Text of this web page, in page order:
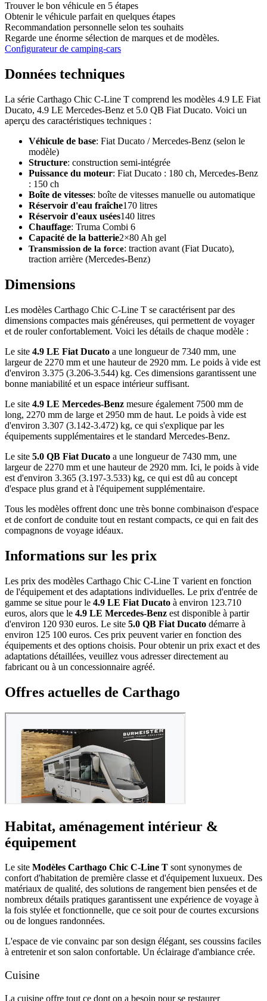
Trouver le bon véhicule en 5 étapes
Obtenir le véhicule parfait en quelques étapes
Recommandation personnelle selon tes souhaits
Regarde une énorme sélection de marques et de modèles.
Configurateur de camping-cars
Données techniques
La série Carthago Chic C-Line T comprend les modèles 4.9 LE Fiat
Ducato, 4.9 LE Mercedes-Benz et 5.0 QB Fiat Ducato. Voici un
aperçu des caractéristiques techniques :
Véhicule de base: Fiat Ducato / Mercedes-Benz (selon le
modèle)
Structure: construction semi-intégrée
Puissance du moteur: Fiat Ducato : 180 ch, Mercedes-Benz
: 150 ch
Boîte de vitesses: boîte de vitesses manuelle ou automatique
Réservoir d'eau fraîche170 litres
Réservoir d'eaux usées140 litres
Chauffage: Truma Combi 6
Capacité de la batterie2×80 Ah gel
Transmission de la force: traction avant (Fiat Ducato),
traction arrière (Mercedes-Benz)
Dimensions
Les modèles Carthago Chic C-Line T se caractérisent par des
dimensions compactes mais généreuses, qui permettent de voyager
et de rouler confortablement. Voici les détails de chaque modèle :
Le site 4.9 LE Fiat Ducato a une longueur de 7340 mm, une
largeur de 2270 mm et une hauteur de 2920 mm. Le poids à vide est
d'environ 3.375 (3.206-3.544) kg. Ces dimensions garantissent une
bonne maniabilité et un espace intérieur suffisant.
Le site 4.9 LE Mercedes-Benz mesure également 7500 mm de
long, 2270 mm de large et 2950 mm de haut. Le poids à vide est
d'environ 3.307 (3.142-3.472) kg, ce qui s'explique par les
équipements supplémentaires et le standard Mercedes-Benz.
Le site 5.0 QB Fiat Ducato a une longueur de 7430 mm, une
largeur de 2270 mm et une hauteur de 2920 mm. Ici, le poids à vide
est d'environ 3.365 (3.197-3.533) kg, ce qui est dû au concept
d'espace plus grand et à l'équipement supplémentaire.
Tous les modèles offrent donc une très bonne combinaison d'espace
et de confort de conduite tout en restant compacts, ce qui en fait des
compagnons de voyage idéaux.
Informations sur les prix
Les prix des modèles Carthago Chic C-Line T varient en fonction
de l'équipement et des adaptations individuelles. Le prix d'entrée de
gamme se situe pour le 4.9 LE Fiat Ducato à environ 123.710
euros, alors que le 4.9 LE Mercedes-Benz est disponible à partir
d'environ 120 930 euros. Le site 5.0 QB Fiat Ducato démarre à
environ 125 100 euros. Ces prix peuvent varier en fonction des
équipements et des options choisis. Pour obtenir un prix exact et des
adaptations détaillées, veuillez vous adresser directement au
fabricant ou à un concessionnaire agréé.
Offres actuelles de Carthago
Habitat, aménagement intérieur &
équipement
Le site Modèles Carthago Chic C-Line T sont synonymes de
confort d'habitation de première classe et d'équipement luxueux. Des
matériaux de qualité, des solutions de rangement bien pensées et de
nombreux détails pratiques garantissent une expérience de voyage à
la fois stylée et fonctionnelle, que ce soit pour de courtes excursions
ou de longues randonnées.
L'espace de vie convainc par son design élégant, ses coussins faciles
à entretenir et son salon confortable. Un éclairage d'ambiance crée.
Cuisine
La cuisine offre tout ce dont on a besoin pour se restaurer